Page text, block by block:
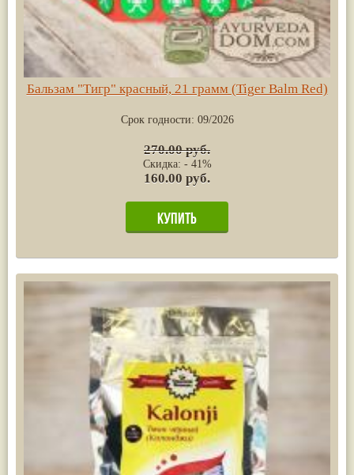
Бальзам "Тигр" красный, 21 грамм (Tiger Balm Red)
Срок годности: 09/2026
270.00 руб.
Скидка: - 41%
160.00 руб.